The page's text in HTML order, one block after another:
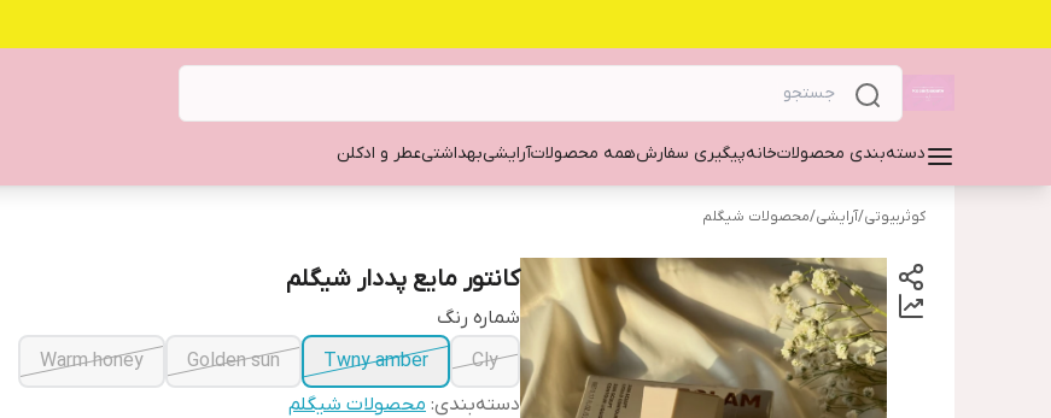
دسته‌بندی محصولاتخانهپیگیری سفارشهمه محصولاتآرایشیبهداشتیعطر و ادکلن
کوثربیوتی/آرایشی/محصولات شیگلم
کانتور مایع پددار شیگلم
شماره رنگ
Cly
Twny amber
Golden sun
Warm honey
دسته‌بندی: محصولات شیگلم